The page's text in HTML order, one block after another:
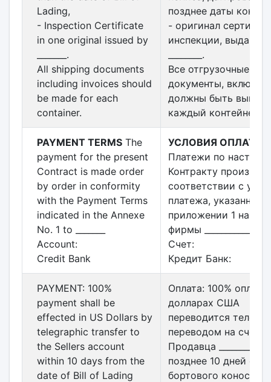
Lading,
- Inspection Certificate
in one original issued by
_______.
All shipping documents
including invoices should
be made for each
container.
позднее даты
- оригинал
инспекции,
________.
Все отгрузочные
документы, включая
должны быть
каждый контейнер.
PAYMENT TERMSThe
payment for the present
Contract is made order
by order in conformity
with the Payment Terms
indicated in the Annexe
No. 1 to _______
Account:
Credit Bank
УСЛОВИЯ ОПЛАТЫ
Платежи по
Контракту
соответствии с
платежа,
приложении 1 на
фирмы ____________
Счет:
Кредит Банк:
PAYMENT: 100%
payment shall be
effected in US Dollars by
telegraphic transfer to
the Sellers account
within 10 days from the
date of Bill of Lading
Оплата: 100% оплата
долларах США
переводится
переводом на счет
Продавца ________ не
позднее 10 дней с
бортового